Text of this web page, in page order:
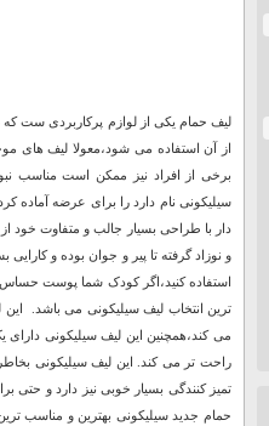
لیف حمام یکی از لوازم پرکاربردی ست
از آن استفاده می شود،معولا لیف های
برخی از افراد نیز ممکن است مناسب
سیلیکونی نام دارد را برای عرضه آماده
دار با طراحی بسیار جالب و متفاوت خود
و نوزاد گرفته تا پیر و جوان بوده و
استفاده کنید،اگر کودک شما پوست حساس
ترین انتخاب لیف سیلیکونی می باشد. این
می کند،همچنین این لیف سیلیکونی
راحت تر می کند. این لیف سیلیکونی
تمیز کنندگی بسیار خوبی نیز دارد و حتی
حمام جدید سیلیکونی بهترین و مناسب